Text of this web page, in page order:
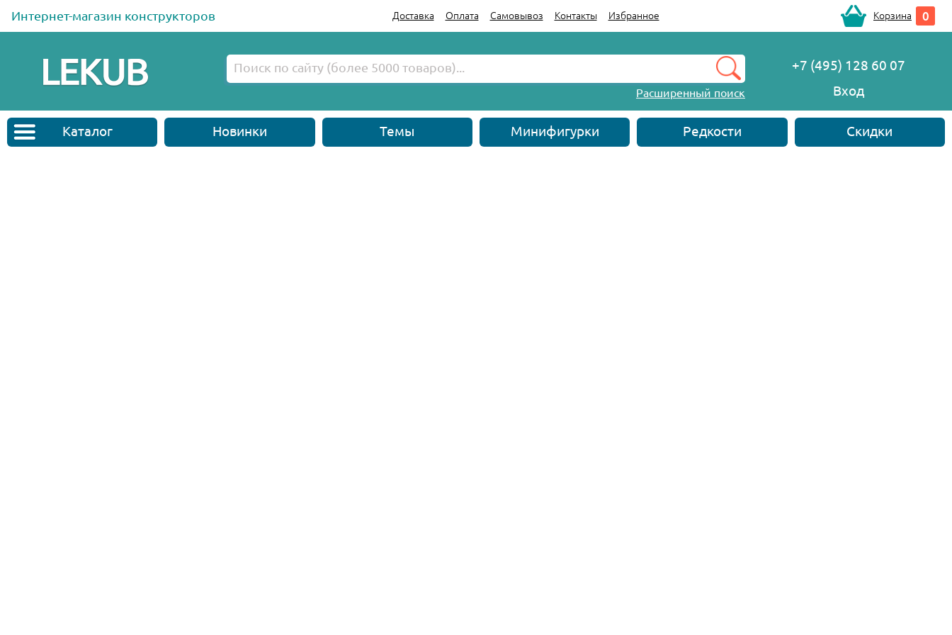
Интернет-магазин конструкторов Доставка Оплата Самовывоз Контакты Избранное Корзина 0
Расширенный поиск
+7 (495) 128 60 07
Вход
Каталог Новинки Темы Минифигурки Редкости Скидки